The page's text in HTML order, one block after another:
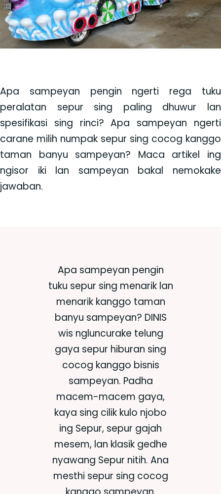
FAQ
Blog
Kutipan
Apa sampeyan pengin
tuku sepur sing menarik lan
menarik kanggo taman
banyu sampeyan? DINIS
wis ngluncurake telung
gaya sepur hiburan sing
cocog kanggo bisnis
sampeyan. Padha
macem-macem gaya,
kaya sing cilik kulo njobo
ing Sepur, sepur gajah
mesem, lan klasik gedhe
nyawang Sepur nitih. Ana
mesthi sepur sing cocog
Apa sampeyan pengin ngerti rega tuku
peralatan sepur sing paling dhuwur lan
spesifikasi sing rinci? Apa sampeyan ngerti
carane milih numpak sepur sing cocog kanggo
taman banyu sampeyan? Maca artikel ing
ngisor iki lan sampeyan bakal nemokake
jawaban.